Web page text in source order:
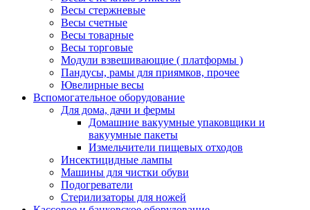
Весы стержневые
Весы счетные
Весы товарные
Весы торговые
Модули взвешивающие ( платформы )
Пандусы, рамы для приямков, прочее
Ювелирные весы
Вспомогательное оборудование
Для дома, дачи и фермы
Домашние вакуумные упаковщики и
вакуумные пакеты
Измельчители пищевых отходов
Инсектицидные лампы
Машины для чистки обуви
Подогреватели
Стерилизаторы для ножей